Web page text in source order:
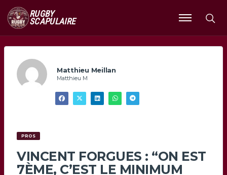
RUGBY
SCAPULAIRE
Ouvrir
le
Matthieu Meillan
Matthieu M
PROS
VINCENT FORGUES : “ON EST
7ÈME, C’EST LE MINIMUM